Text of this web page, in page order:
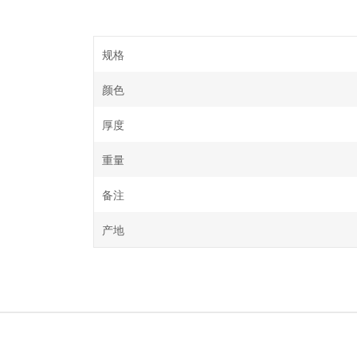
规格
颜色
厚度
重量
备注
产地